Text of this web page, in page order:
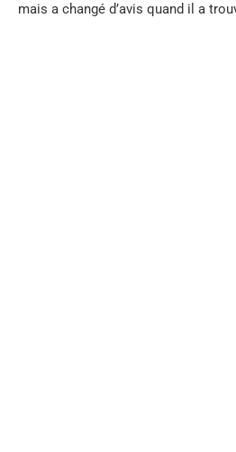
mais a changé d’avis quand il a